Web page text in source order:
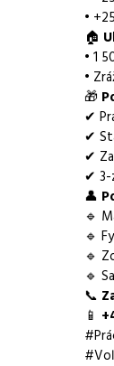
•
🏠
• 1
•
🎁
✔
✔
✔
✔ 3-
👤
🔹
🔹
🔹
🔹
📞
📱